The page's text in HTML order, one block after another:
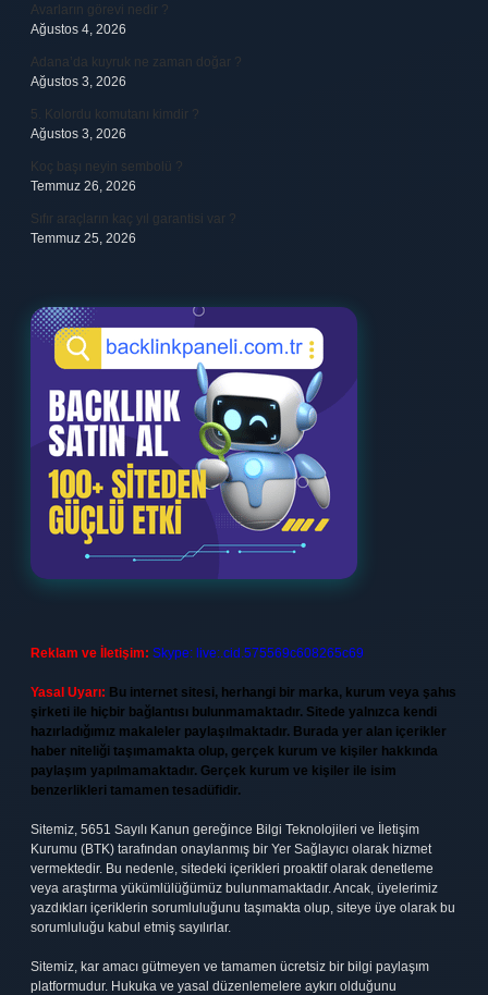
Avarların görevi nedir ?
Ağustos 4, 2026
Adana’da kuyruk ne zaman doğar ?
Ağustos 3, 2026
5. Kolordu komutanı kimdir ?
Ağustos 3, 2026
Koç başı neyin sembolü ?
Temmuz 26, 2026
Sıfır araçların kaç yıl garantisi var ?
Temmuz 25, 2026
Reklam ve İletişim: Skype: live:.cid.575569c608265c69
Yasal Uyarı: Bu internet sitesi, herhangi bir marka, kurum veya şahıs
şirketi ile hiçbir bağlantısı bulunmamaktadır. Sitede yalnızca kendi
hazırladığımız makaleler paylaşılmaktadır. Burada yer alan içerikler
haber niteliği taşımamakta olup, gerçek kurum ve kişiler hakkında
paylaşım yapılmamaktadır. Gerçek kurum ve kişiler ile isim
benzerlikleri tamamen tesadüfidir.
Sitemiz, 5651 Sayılı Kanun gereğince Bilgi Teknolojileri ve İletişim
Kurumu (BTK) tarafından onaylanmış bir Yer Sağlayıcı olarak hizmet
vermektedir. Bu nedenle, sitedeki içerikleri proaktif olarak denetleme
veya araştırma yükümlülüğümüz bulunmamaktadır. Ancak, üyelerimiz
yazdıkları içeriklerin sorumluluğunu taşımakta olup, siteye üye olarak bu
sorumluluğu kabul etmiş sayılırlar.
Sitemiz, kar amacı gütmeyen ve tamamen ücretsiz bir bilgi paylaşım
platformudur. Hukuka ve yasal düzenlemelere aykırı olduğunu